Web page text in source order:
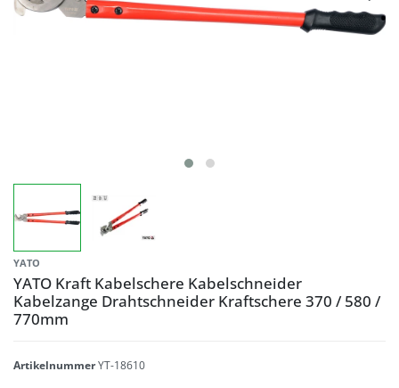
YATO
YATO Kraft Kabelschere Kabelschneider
Kabelzange Drahtschneider Kraftschere 370 / 580 /
770mm
ArtikelnummerYT-18610